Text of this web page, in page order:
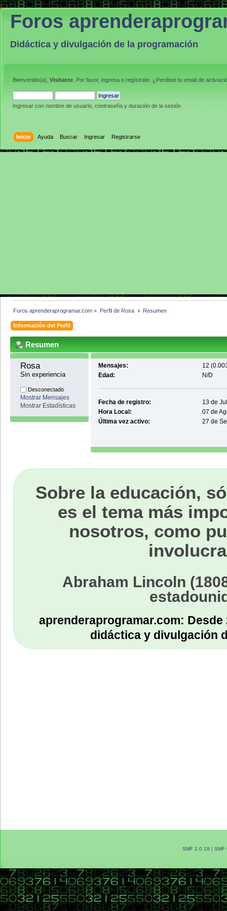
Foros
Didáctica y divulgación de la programación
Bienvenido(a), Visitante . Por favor, ingresa o regístrate . ¿Perdiste tu email de
Ingresar con nombre de usuario, contraseña y duración de la sesión
Inicio Ayuda Buscar Ingresar Registrarse
Foros aprenderaprogramar.com » Perfil de Rosa » Resumen
Información del Perfil
Resumen
Rosa
Sin experiencia
Desconectado
Mostrar Mensajes
Mostrar Estadísticas
Mensajes:
12
Edad:
N/D
Fecha de registro:
13 de
Hora Local:
07 de
Última vez activo:
27 de
Sobre la educación,
es el tema más
nosotros, como
Abraham Lincoln
aprenderaprogramar.com:
didáctica y divulgación
SMF 2.0.19 SMF